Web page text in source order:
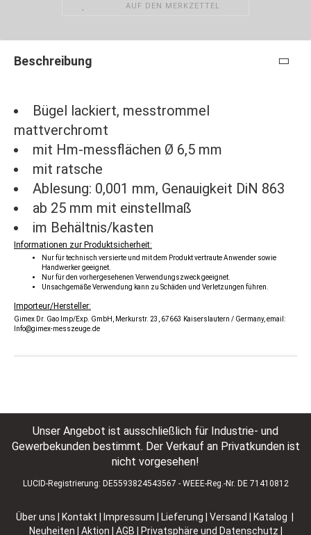
AUF DEN MERKZETTEL
Beschreibung
Bügel lackiert, messtrommel
mattverchromt
mit Hm-messflächen Ø 6,5 mm
mit ratsche
Ablesung: 0,001 mm, Genauigkeit DiN 863
ab 25 mm mit einstellmaß
im Behältnis/kasten
Informationen zur Produktsicherheit:
Nur für technisch versierte und mit dem Produkt vertraute Anwender sowie
Handwerker geeignet.
Nur für den vorhergesehenen Verwendungszweck geeignet.
Unsachgemäße Verwendung kann zu Schäden und Verletzungen führen.
Importeur/Hersteller:
Gimex Dr. Gao Imp/Exp. GmbH, Merkurstr. 23, 67663 Kaiserslautern / Germany, email:
Info@gimex-messzeuge.de
Unser Angebot ist ausschließlich für Industrie- und
Gewerbekunden bestimmt. Der Verkauf an Privatkunden ist
nicht vorgesehen!
LUCID-Registrierung: DE5593824543567 - WEEE-Reg.-Nr. DE 71410812
Über uns Kontakt Impressum Lieferung | Versand
Katalog |
Neuheiten | Aktion
AGB Privatsphäre und Datenschutz